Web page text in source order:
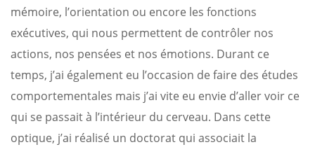
mémoire, l’orientation ou encore les fonctions
exécutives, qui nous permettent de contrôler nos
actions, nos pensées et nos émotions. Durant ce
temps, j’ai également eu l’occasion de faire des études
comportementales mais j’ai vite eu envie d’aller voir ce
qui se passait à l’intérieur du cerveau. Dans cette
optique, j’ai réalisé un doctorat qui associait la